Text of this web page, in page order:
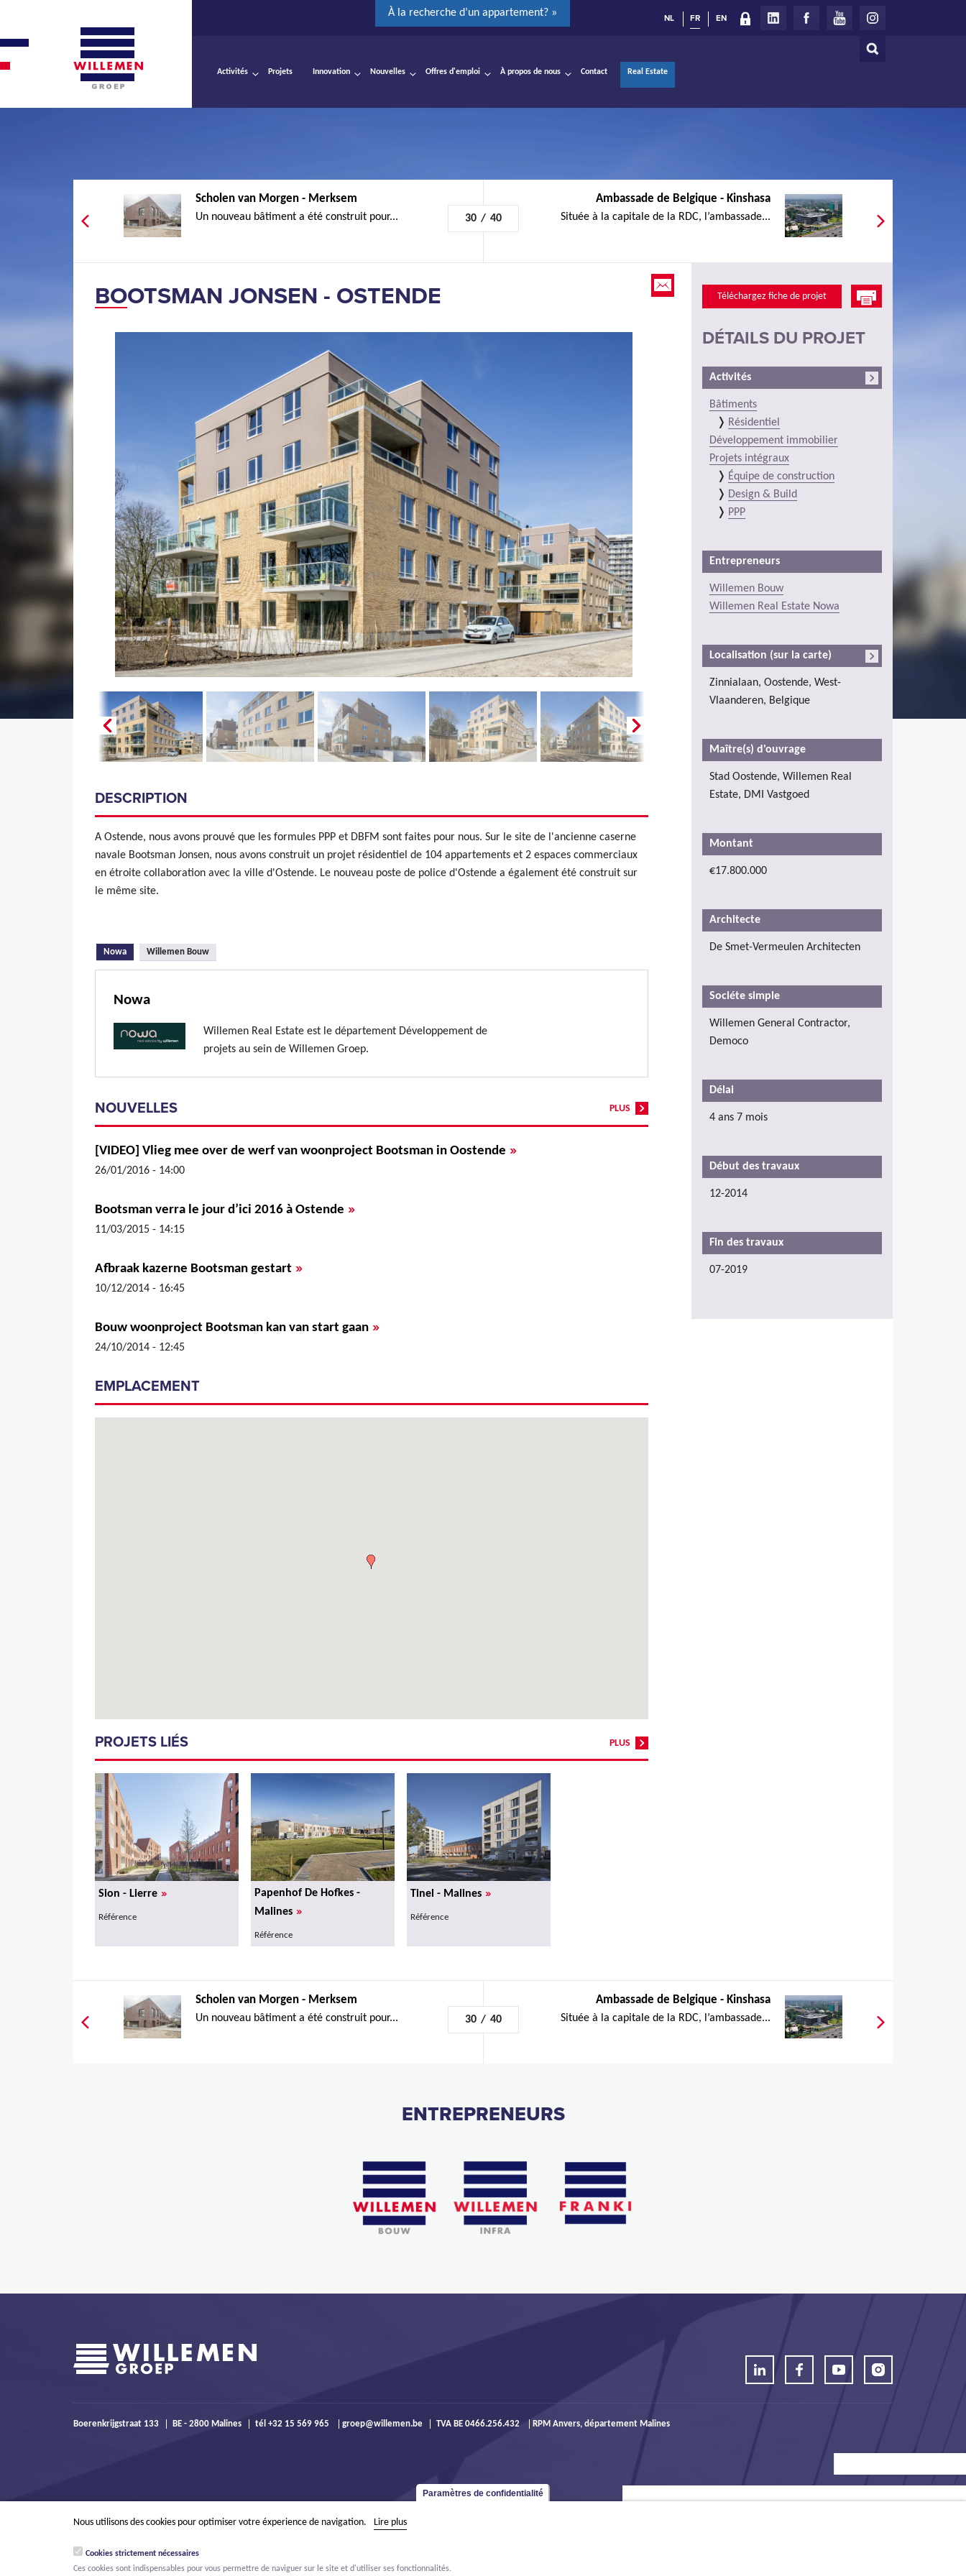
À la recherche d’un appartement? »
Rechercher
NL FR EN
Activités Projets Innovation Nouvelles Offres d'emploi À propos de nous Contact Real Estate
Scholen van Morgen - Merksem
Un nouveau bâtiment a été construit pour... 30 / 40
Ambassade de Belgique - Kinshasa
Située à la capitale de la RDC, l’ambassade...
BOOTSMAN JONSEN - OSTENDE
DESCRIPTION
A Ostende, nous avons prouvé que les formules PPP et DBFM sont faites pour nous. Sur le site de l'ancienne caserne
navale Bootsman Jonsen, nous avons construit un projet résidentiel de 104 appartements et 2 espaces commerciaux
en étroite collaboration avec la ville d'Ostende. Le nouveau poste de police d'Ostende a également été construit sur
le même site.
Nowa (onglet actif)
Willemen Bouw
Nowa
Willemen Real Estate est le département Développement de
projets au sein de Willemen Groep.
PLUS
NOUVELLES
[VIDEO] Vlieg mee over de werf van woonproject Bootsman in Oostende »
26/01/2016 - 14:00
Bootsman verra le jour d’ici 2016 à Ostende »
11/03/2015 - 14:15
Afbraak kazerne Bootsman gestart »
10/12/2014 - 16:45
Bouw woonproject Bootsman kan van start gaan »
24/10/2014 - 12:45
EMPLACEMENT
PROJETS LIÉS PLUS
Sion - Lierre »
Référence
Papenhof De Hofkes -
Malines »
Référence
Tinel - Malines »
Référence
Téléchargez fiche de projet
DÉTAILS DU PROJET
Activités
Bâtiments
Résidentiel
Développement immobilier
Projets intégraux
Équipe de construction
Design & Build
PPP
Entrepreneurs
Willemen Bouw
Willemen Real Estate Nowa
Localisation (sur la carte)
Zinnialaan, Oostende, West-
Vlaanderen, Belgique
Maître(s) d'ouvrage
Stad Oostende, Willemen Real
Estate, DMI Vastgoed
Montant
€17.800.000
Architecte
De Smet-Vermeulen Architecten
Sociéte simple
Willemen General Contractor,
Democo
Délai
4 ans 7 mois
Début des travaux
12-2014
Fin des travaux
07-2019
Scholen van Morgen - Merksem
Un nouveau bâtiment a été construit pour... 30 / 40
Ambassade de Belgique - Kinshasa
Située à la capitale de la RDC, l’ambassade...
ENTREPRENEURS
Boerenkrijgstraat 133 BE - 2800 Malines tél +32 15 569 965 groep@willemen.be TVA BE 0466.256.432 RPM Anvers, département Malines
Paramètres de confidentialité
Nous utilisons des cookies pour optimiser votre éxperience de navigation. Lire plus
Cookies strictement nécessaires
Ces cookies sont indispensables pour vous permettre de naviguer sur le site et d'utiliser ses fonctionnalités.